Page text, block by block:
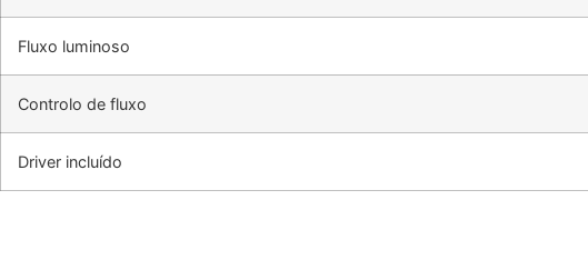
Fluxo luminoso
Controlo de fluxo
Driver incluído